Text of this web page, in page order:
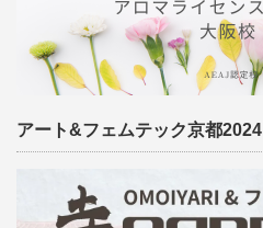
アート&フェムテック京都2024